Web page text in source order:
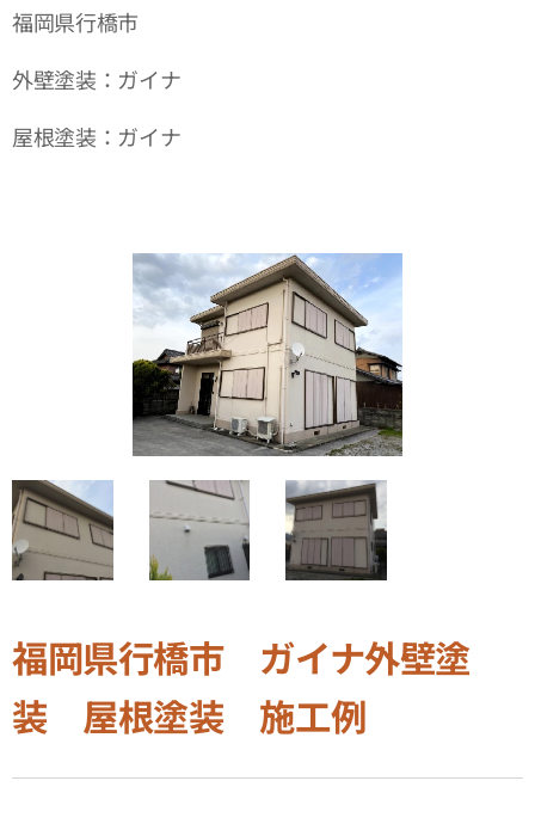
福岡県行橋市
外壁塗装：ガイナ
屋根塗装：ガイナ
福岡県行橋市 ガイナ外壁塗
装 屋根塗装 施工例